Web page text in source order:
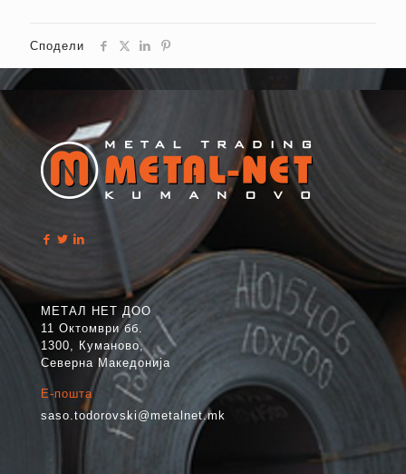
Сподели
МЕТАЛ НЕТ ДОО
11 Октомври бб.
1300, Куманово,
Северна Македонија
Е-пошта
saso.todorovski@metalnet.mk